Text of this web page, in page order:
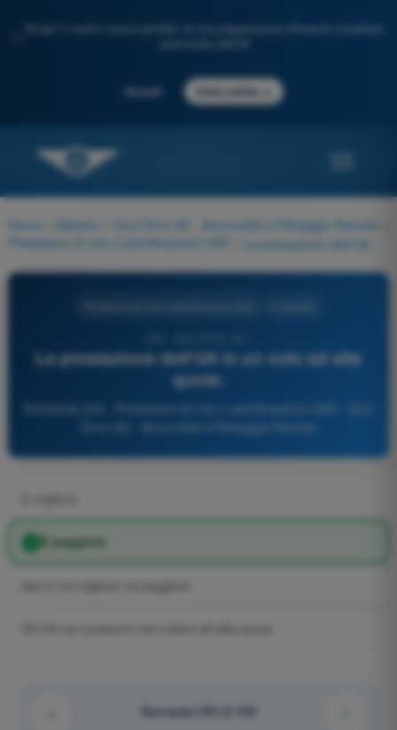
Scopri il nostro nuovo portale: la tua preparazione d'esame completa,
Accedi Inizia subito
Home Materie Quiz Droni A2 - Aeromobili a Pilotaggio Remoto
Prestazioni di volo e pianificazione UAS
La prestazione dell'UA in un volo ad alta
quota:
Droni A2 - Aeromobili a Pilotaggio Remoto
È peggiore
Non è né migliore né peggiore
Domanda 233 di 433